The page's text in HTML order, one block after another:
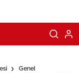
Genel